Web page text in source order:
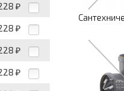
₽
₽
₽
₽